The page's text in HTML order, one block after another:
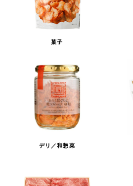
菓子
デリ／和惣菜